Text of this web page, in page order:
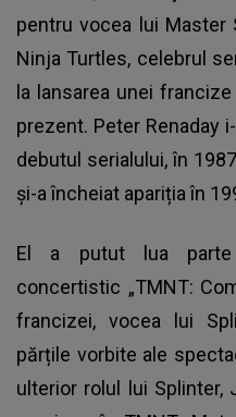
pentru vocea lui Master
Ninja Turtles, celebrul
la lansarea unei
prezent. Peter Renaday
debutul serialului, în
și-a încheiat apariția în
El a putut lua parte
concertistic „TMNT:
francizei, vocea lui
părțile vorbite ale
ulterior rolul lui Splinter,